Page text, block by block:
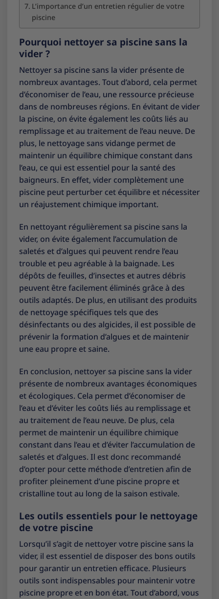
L’importance d’un entretien régulier de votre
piscine
Pourquoi nettoyer sa piscine sans la
vider ?
Nettoyer sa piscine sans la vider présente de
nombreux avantages. Tout d’abord, cela permet
d’économiser de l’eau, une ressource précieuse
dans de nombreuses régions. En évitant de vider
la piscine, on évite également les coûts liés au
remplissage et au traitement de l’eau neuve. De
plus, le nettoyage sans vidange permet de
maintenir un équilibre chimique constant dans
l’eau, ce qui est essentiel pour la santé des
baigneurs. En effet, vider complètement une
piscine peut perturber cet équilibre et nécessiter
un réajustement chimique important.
En nettoyant régulièrement sa piscine sans la
vider, on évite également l’accumulation de
saletés et d’algues qui peuvent rendre l’eau
trouble et peu agréable à la baignade. Les
dépôts de feuilles, d’insectes et autres débris
peuvent être facilement éliminés grâce à des
outils adaptés. De plus, en utilisant des produits
de nettoyage spécifiques tels que des
désinfectants ou des algicides, il est possible de
prévenir la formation d’algues et de maintenir
une eau propre et saine.
En conclusion, nettoyer sa piscine sans la vider
présente de nombreux avantages économiques
et écologiques. Cela permet d’économiser de
l’eau et d’éviter les coûts liés au remplissage et
au traitement de l’eau neuve. De plus, cela
permet de maintenir un équilibre chimique
constant dans l’eau et d’éviter l’accumulation de
saletés et d’algues. Il est donc recommandé
d’opter pour cette méthode d’entretien afin de
profiter pleinement d’une piscine propre et
cristalline tout au long de la saison estivale.
Les outils essentiels pour le nettoyage
de votre piscine
Lorsqu’il s’agit de nettoyer votre piscine sans la
vider, il est essentiel de disposer des bons outils
pour garantir un entretien efficace. Plusieurs
outils sont indispensables pour maintenir votre
piscine propre et en bon état. Tout d’abord, vous